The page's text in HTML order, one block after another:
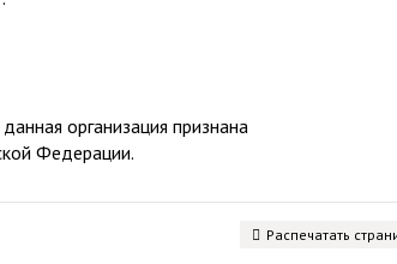
организация признана
Федерации.
Распечатать